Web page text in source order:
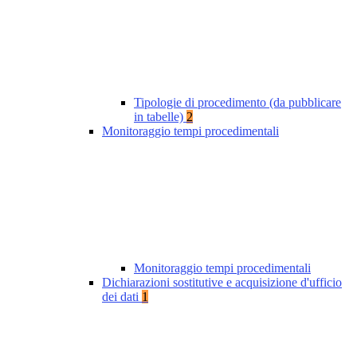
Tipologie di procedimento (da pubblicare
in tabelle) 2
Monitoraggio tempi procedimentali
Monitoraggio tempi procedimentali
Dichiarazioni sostitutive e acquisizione d'ufficio
dei dati 1